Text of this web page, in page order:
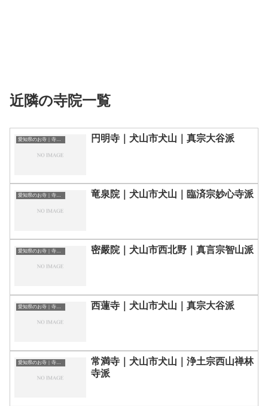
近隣の寺院一覧
愛知県のお寺｜寺院一覧 円明寺｜犬山市犬山｜真宗大谷派
愛知県のお寺｜寺院一覧 竜泉院｜犬山市犬山｜臨済宗妙心寺派
愛知県のお寺｜寺院一覧 密嚴院｜犬山市西北野｜真言宗智山派
愛知県のお寺｜寺院一覧 西蓮寺｜犬山市犬山｜真宗大谷派
愛知県のお寺｜寺院一覧
常満寺｜犬山市犬山｜浄土宗西山禅林
寺派